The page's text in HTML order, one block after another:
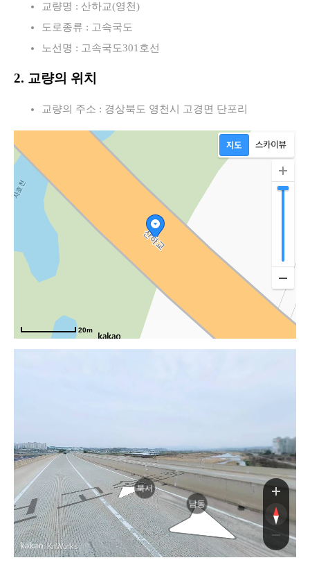
교량명 : 산하교(영천)
도로종류 : 고속국도
노선명 : 고속국도301호선
2. 교량의 위치
교량의 주소 : 경상북도 영천시 고경면 단포리
20m 상
자
북서
남동
, KnWorks